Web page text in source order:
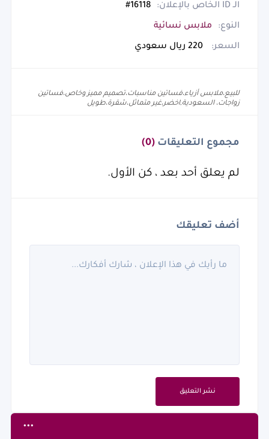
الـ ID الخاص بالإعلان: 16118#
النوع: ملابس نسائية
السعر:
للبيع،ملابس أزياء،فساتين مناسبات،تصميم مميز وخاص،فساتين
زواجات، السعودية,اخضر،غير متماثل،شقرة،طويل
مجموع التعليقات (0)
لم يعلق أحد بعد ، كن الأول.
أضف تعليقك
نشر التعليق